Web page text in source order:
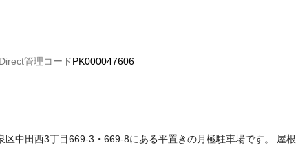
管理コードPK000047606
中田西3丁目669-3・669-8にある平置きの月極駐車場です。 屋根